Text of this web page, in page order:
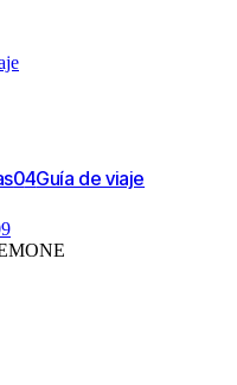
04Guía de viaje